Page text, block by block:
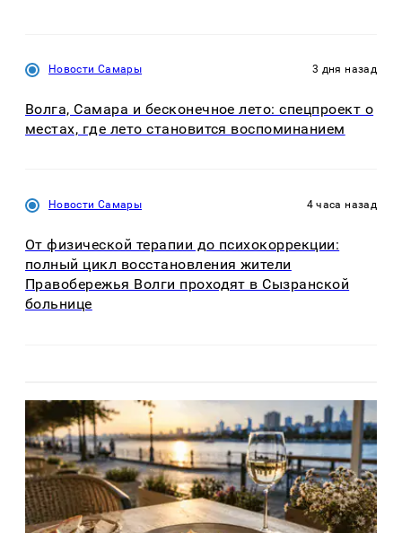
Новости Самары 3 дня назад
Волга, Самара и бесконечное лето: спецпроект о
местах, где лето становится воспоминанием
Новости Самары 4 часа назад
От физической терапии до психокоррекции:
полный цикл восстановления жители
Правобережья Волги проходят в Сызранской
больнице